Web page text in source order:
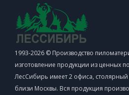
1993-2026 © Производство
изготовление продукции из ценных
ЛесСибирь имеет 2 офиса, столярный
близи Москвы. Вся продукция